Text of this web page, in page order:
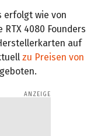
erfolgt wie von
4080 Founders
auf
zu Preisen von